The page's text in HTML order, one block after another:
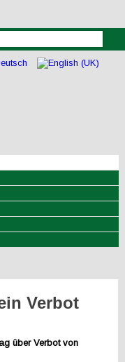
Verbot
über Verbot von